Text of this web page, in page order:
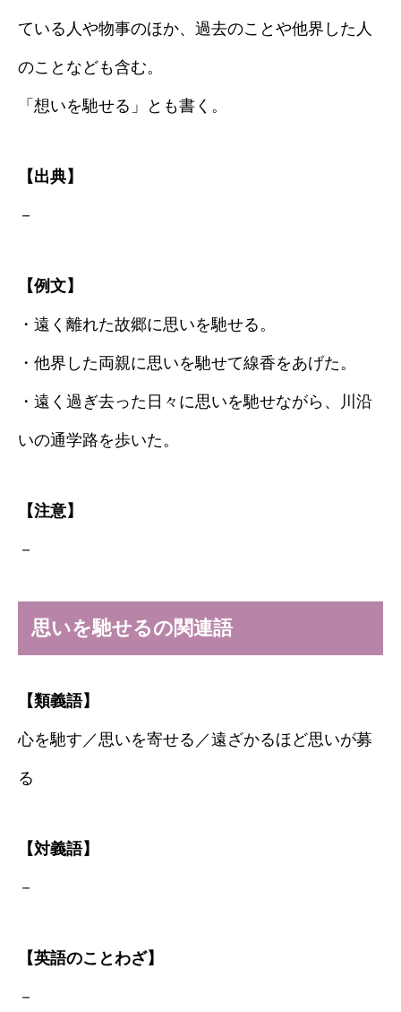
ている人や物事のほか、過去のことや他界した人
のことなども含む。
「想いを馳せる」とも書く。
【出典】
－
【例文】
・遠く離れた故郷に思いを馳せる。
・他界した両親に思いを馳せて線香をあげた。
・遠く過ぎ去った日々に思いを馳せながら、川沿
いの通学路を歩いた。
【注意】
－
思いを馳せるの関連語
【類義語】
心を馳す／思いを寄せる／遠ざかるほど思いが募
る
【対義語】
－
【英語のことわざ】
－